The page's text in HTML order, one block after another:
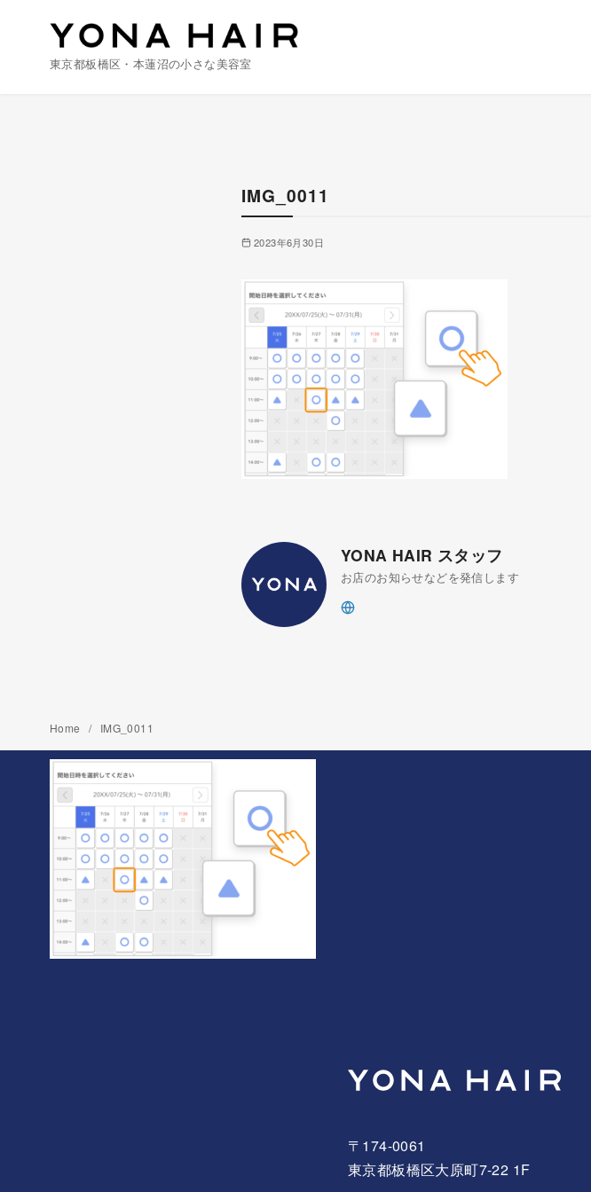
東京都板橋区・本蓮沼の小さな美容室
IMG_0011
2023年6月30日
YONA HAIR スタッフ
お店のお知らせなどを発信します
Home IMG_0011
〒174-0061
東京都板橋区大原町7-22 1F